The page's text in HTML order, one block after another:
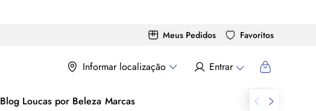
Meus Pedidos Favoritos
Informar localização Entrar
Blog Loucas por Beleza Marcas